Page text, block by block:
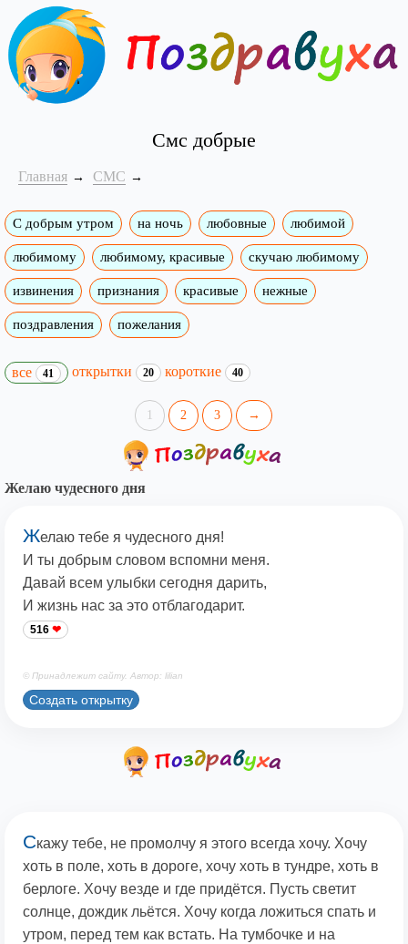
Смс добрые
Главная СМС
С добрым утром на ночь любовные любимой
любимому любимому, красивые скучаю любимому
извинения признания красивые нежные
поздравления пожелания
все 41 открытки 20 короткие 40
1 2 3 →
Желаю чудесного дня
Желаю тебе я чудесного дня!
И ты добрым словом вспомни меня.
Давай всем улыбки сегодня дарить,
И жизнь нас за это отблагодарит.
516
© Принадлежит сайту. Автор: lilian
Создать открытку
Скажу тебе, не промолчу я этого всегда хочу. Хочу
хоть в поле, хоть в дороге, хочу хоть в тундре, хоть в
берлоге. Хочу везде и где придётся. Пусть светит
солнце, дождик льётся. Хочу когда ложиться спать и
утром, перед тем как встать. На тумбочке и на